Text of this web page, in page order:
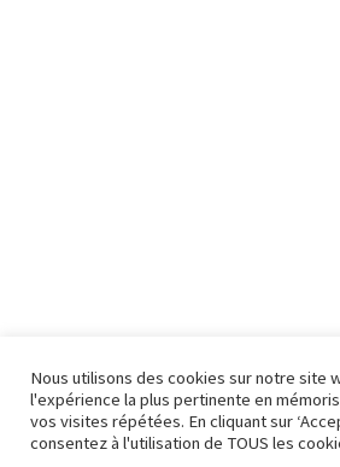
Nous utilisons des cookies sur notre site
l'expérience la plus pertinente en
vos visites répétées. En cliquant sur
consentez à l'utilisation de TOUS les